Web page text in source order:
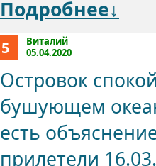
Подробнее↓
5
Виталий
05.04.2020
Островок
бушующем
есть
прилетели